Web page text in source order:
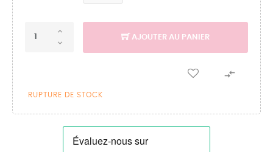
AJOUTER AU PANIER

RUPTURE DE STOCK